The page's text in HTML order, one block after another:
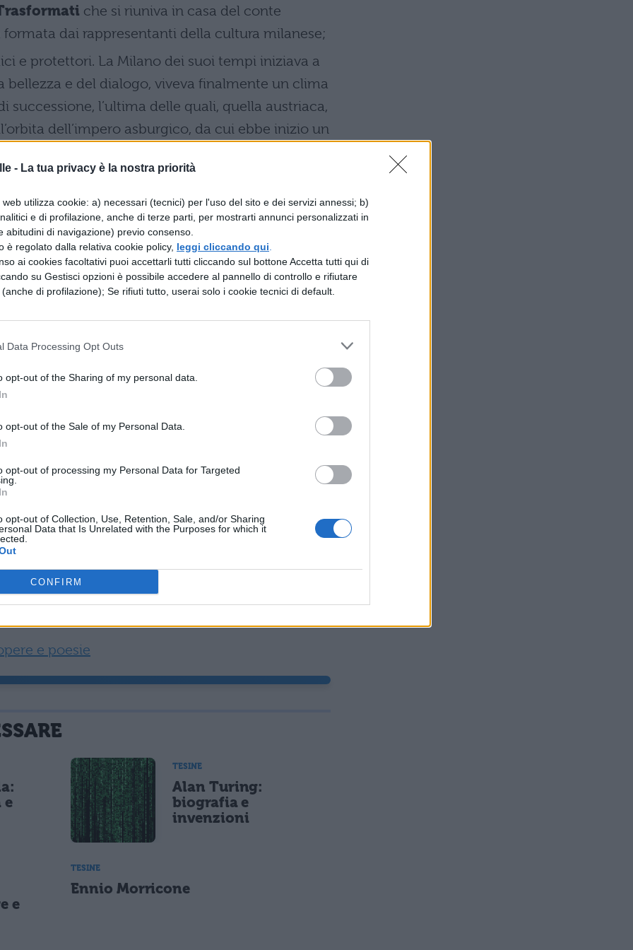
- La tua privacy è la nostra priorità
utilizza cookie: a) necessari (tecnici) per l'uso del sito e dei servizi annessi; b)
e di profilazione, anche di terze parti, per mostrarti annunci personalizzati in
abitudini di navigazione) previo consenso.
è regolato dalla relativa cookie policy, leggi cliccando qui
ai cookies facoltativi puoi accettarli tutti cliccando sul bottone Accetta tutti qui di
su Gestisci opzioni è possibile accedere al pannello di controllo e rifiutare
di profilazione); Se rifiuti tutto, userai solo i cookie tecnici di default.
Data Processing Opt Outs
opt-out of the Sharing of my personal data.
opt-out of the Sale of my Personal Data.
opt-out of processing my Personal Data for Targeted
opt-out of Collection, Use, Retention, Sale, and/or Sharing
Data that Is Unrelated with the Purposes for which it
CONFIRM
che si riuniva in casa del conte
dai rappresentanti della cultura milanese;
e protettori. La Milano dei suoi tempi iniziava a
bellezza e del dialogo, viveva finalmente un clima
successione, l’ultima delle quali, quella austriaca,
dell’impero asburgico, da cui ebbe inizio un
ordinato sacerdote il 14 giugno del 1754.
vita di Parini e aver appreso la sua vita nel
sono le opere più importanti che ha scritto e che
salvata: opere teatrali scritte in occasione di
composta in occasione delle nozze
L’educazione, L’evirazione, La vita
“Odi illuministe”), La laurea (1777), Le
caduta, In morte del maestro Sacchini, Al
1784), Il pericolo (1787), La
riassunti
e poesie
e
TESINE
Alan Turing:
biografia e
invenzioni
e
TESINE
Ennio Morricone